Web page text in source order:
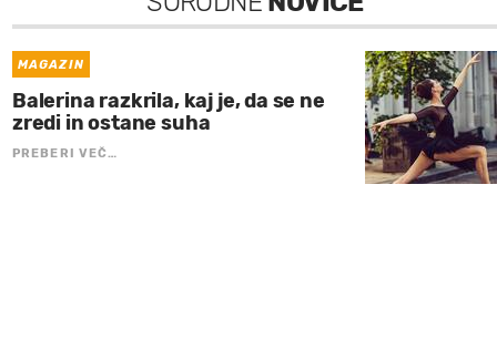
MAGAZIN
Balerina razkrila, kaj je, da se ne
zredi in ostane suha
PREBERI VEČ…